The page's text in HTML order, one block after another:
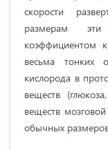
скорости
размерам
коэффициентом
весьма тонких
кислорода в
веществ
веществ
обычных